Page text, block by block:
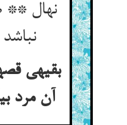
نهال **
بقیه‏ی
آن مرد